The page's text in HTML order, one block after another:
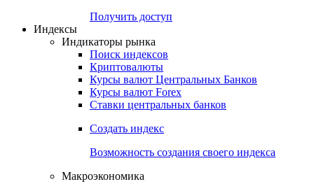
Попробуйте7-дневный
Откройте глобальную базу данных
Получить доступ
Индикаторы рынка
Поиск индексов
Курсы валют Центральных Банков
Ставки центральных банков
Создать индекс